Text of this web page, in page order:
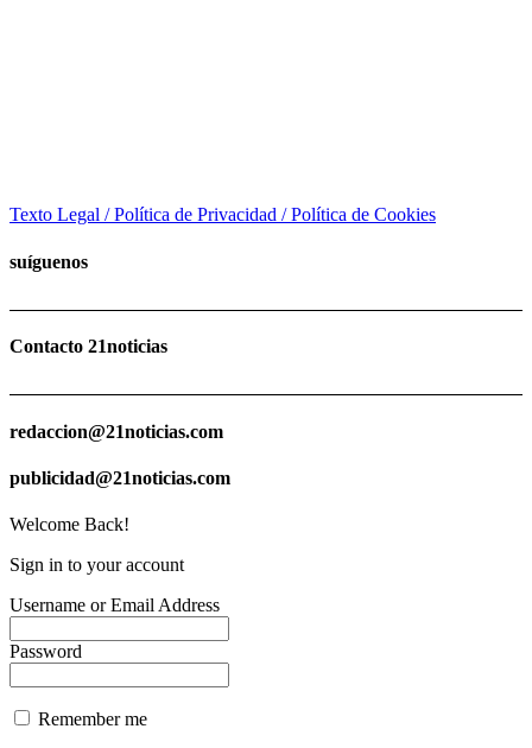
Texto Legal / Política de Privacidad / Política de Cookies
suíguenos
Contacto 21noticias
redaccion@21noticias.com
publicidad@21noticias.com
Welcome Back!
Sign in to your account
Username or Email Address
Password
Remember me